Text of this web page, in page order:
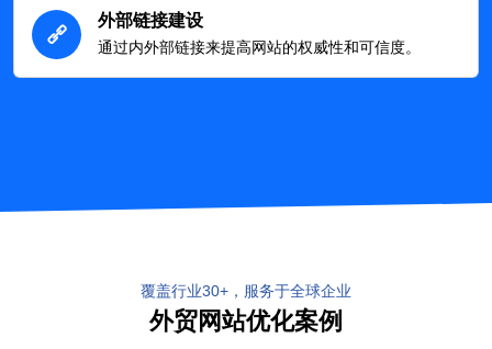
外部链接建设
通过内外部链接来提高网站的权威性和可信度。
覆盖行业30+，服务于全球企业
外贸网站优化案例